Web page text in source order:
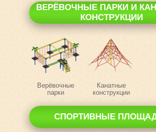
ВЕРЁВОЧНЫЕ ПАРКИ И
КОНСТРУКЦИИ
Верёвочные
парки
Канатные
конструкции
СПОРТИВНЫЕ